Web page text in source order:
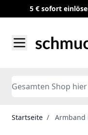
5 € sofort
Search
Startseite / Armband